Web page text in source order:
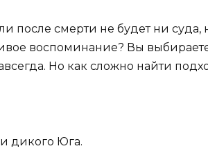
после смерти не будет ни суда,
воспоминание? Вы
Но как сложно найти
дикого Юга.